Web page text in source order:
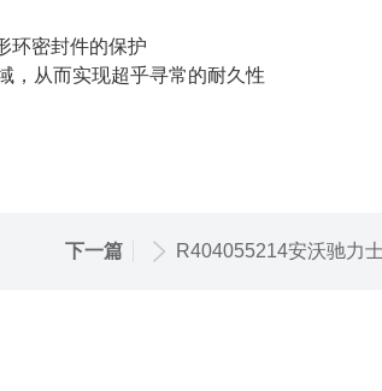
环密封件的保护
，从而实现超乎寻常的耐久性
下一篇 R404055214安沃驰力